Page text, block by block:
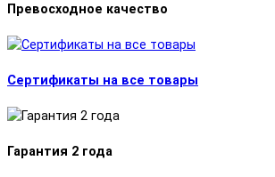
Превосходное качество
Сертификаты на все товары
Гарантия 2 года